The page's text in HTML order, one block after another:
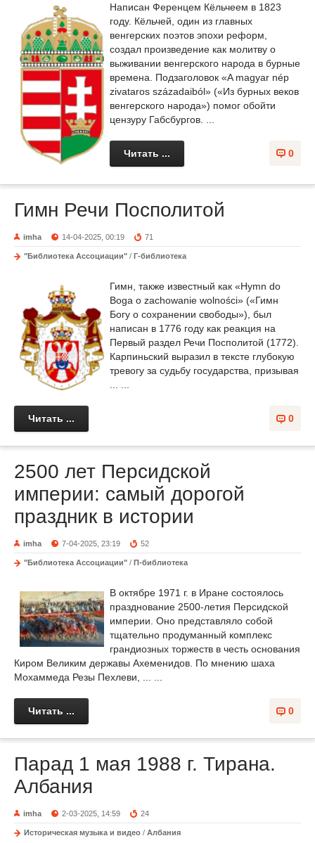
Написан Ференцем Кёльчеем в 1823
году. Кёльчей, один из главных
венгерских поэтов эпохи реформ,
создал произведение как молитву о
выживании венгерского народа в бурные
времена. Подзаголовок «A magyar nép
zivataros századaiból» («Из бурных веков
венгерского народа») помог обойти
цензуру Габсбургов. ...
0
Читать ...
Гимн Речи Посполитой
imha 14-04-2025, 00:19 71
"Библиотека Ассоциации" / Г-библиотека
Гимн, также известный как «Hymn do
Boga o zachowanie wolności» («Гимн
Богу о сохранении свободы»), был
написан в 1776 году как реакция на
Первый раздел Речи Посполитой (1772).
Карпиньский выразил в тексте глубокую
тревогу за судьбу государства, призывая
0
Читать ...
2500 лет Персидской
империи: самый дорогой
праздник в истории
imha 7-04-2025, 23:19 52
"Библиотека Ассоциации" / П-библиотека
В октябре 1971 г. в Иране состоялось
празднование 2500-летия Персидской
империи. Оно представляло собой
тщательно продуманный комплекс
грандиозных торжеств в честь основания
Киром Великим державы Ахеменидов. По мнению шаха
Мохаммеда Резы Пехлеви, ... ...
0
Читать ...
Парад 1 мая 1988 г. Тирана.
Албания
imha 2-03-2025, 14:59 24
Историческая музыка и видео / Албания